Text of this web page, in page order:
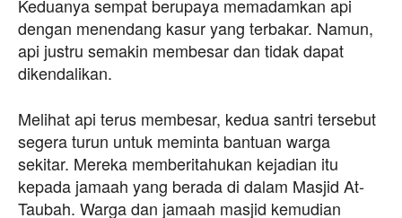
Keduanya sempat berupaya memadamkan api
dengan menendang kasur yang terbakar. Namun,
api justru semakin membesar dan tidak dapat
dikendalikan.
Melihat api terus membesar, kedua santri tersebut
segera turun untuk meminta bantuan warga
sekitar. Mereka memberitahukan kejadian itu
kepada jamaah yang berada di dalam Masjid At-
Taubah. Warga dan jamaah masjid kemudian